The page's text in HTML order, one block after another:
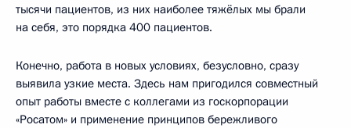
тысячи пациентов, из них наиболее тяжёлых мы брали
на себя, это порядка 400 пациентов.
Конечно, работа в новых условиях, безусловно, сразу
выявила узкие места. Здесь нам пригодился совместный
опыт работы вместе с коллегами из госкорпорации
«Росатом» и применение принципов бережливого